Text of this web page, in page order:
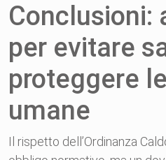
Conclusioni:
per evitare
proteggere
umane
Il rispetto dell’Ordinanza